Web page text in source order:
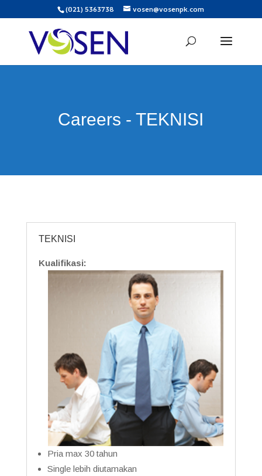
(021) 5363738 vosen@vosenpk.com
Careers - TEKNISI
TEKNISI
Kualifikasi:
Pria max 30 tahun
Single lebih diutamakan